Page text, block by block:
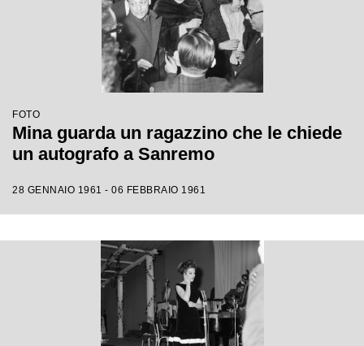
FOTO
Mina guarda un ragazzino che le chiede
un autografo a Sanremo
28 GENNAIO 1961 - 06 FEBBRAIO 1961